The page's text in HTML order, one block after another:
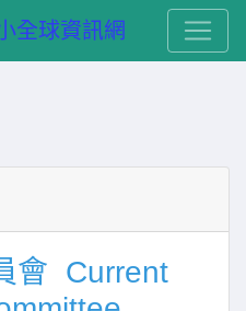
全球資訊網
會 Current